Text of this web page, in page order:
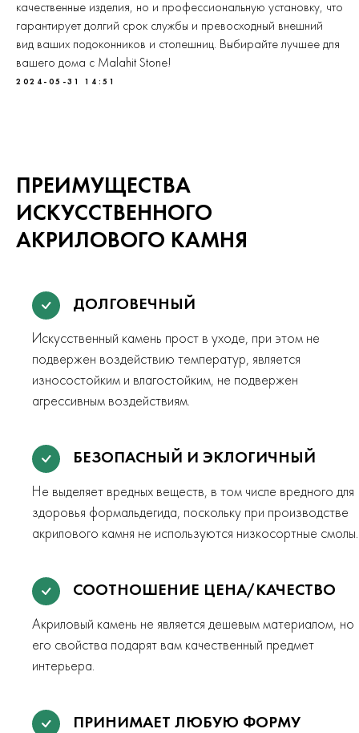
качественные изделия, но и профессиональную установку, что
гарантирует долгий срок службы и превосходный внешний
вид ваших подоконников и столешниц. Выбирайте лучшее для
вашего дома с Malahit Stone!
2024-05-31 14:51
ПРЕИМУЩЕСТВА
ИСКУССТВЕННОГО
АКРИЛОВОГО КАМНЯ
ДОЛГОВЕЧНЫЙ
Искусственный камень прост в уходе, при этом не
подвержен воздействию температур, является
износостойким и влагостойким, не подвержен
агрессивным воздействиям.
БЕЗОПАСНЫЙ И ЭКЛОГИЧНЫЙ
Не выделяет вредных веществ, в том числе вредного для
здоровья формальдегида, поскольку при производстве
акрилового камня не используются низкосортные смолы.
СООТНОШЕНИЕ ЦЕНА/КАЧЕСТВО
Акриловый камень не является дешевым материалом, но
его свойства подарят вам качественный предмет
интерьера.
ПРИНИМАЕТ ЛЮБУЮ ФОРМУ